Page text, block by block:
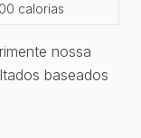
calorias
nossa
baseados